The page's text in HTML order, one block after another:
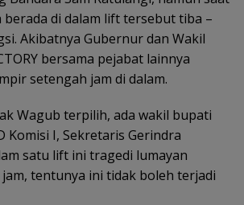
di dalam lift tersebut tiba –
Akibatnya Gubernur dan Wakil
bersama pejabat lainnya
setengah jam di dalam.
Wagub terpilih, ada wakil bupati
Komisi I, Sekretaris Gerindra
satu lift ini tragedi lumayan
tentunya ini tidak boleh terjadi